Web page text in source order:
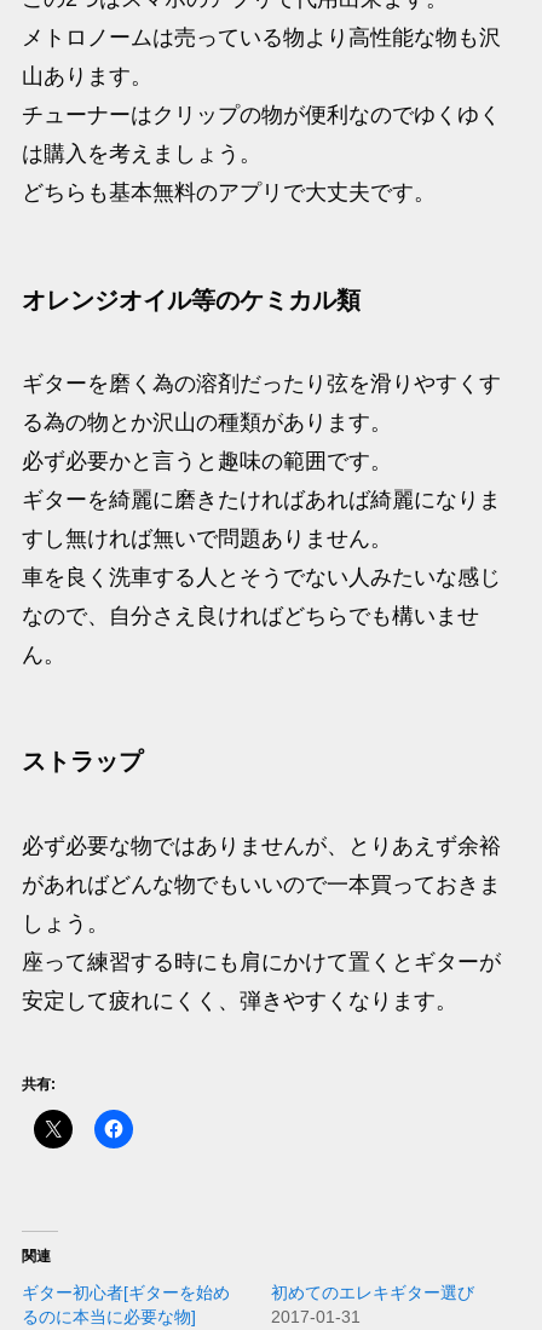
メトロノームは売っている物より高性能な物も沢
山あります。
チューナーはクリップの物が便利なのでゆくゆく
は購入を考えましょう。
どちらも基本無料のアプリで大丈夫です。
オレンジオイル等のケミカル類
ギターを磨く為の溶剤だったり弦を滑りやすくす
る為の物とか沢山の種類があります。
必ず必要かと言うと趣味の範囲です。
ギターを綺麗に磨きたければあれば綺麗になりま
すし無ければ無いで問題ありません。
車を良く洗車する人とそうでない人みたいな感じ
なので、自分さえ良ければどちらでも構いませ
ん。
ストラップ
必ず必要な物ではありませんが、とりあえず余裕
があればどんな物でもいいので一本買っておきま
しょう。
座って練習する時にも肩にかけて置くとギターが
安定して疲れにくく、弾きやすくなります。
共有:
関連
ギター初心者[ギターを始め
るのに本当に必要な物]
初めてのエレキギター選び
2017-01-31